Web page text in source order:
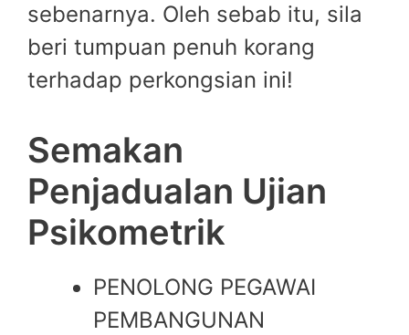
sebenarnya. Oleh sebab itu, sila
beri tumpuan penuh korang
terhadap perkongsian ini!
Semakan
Penjadualan Ujian
Psikometrik
PENOLONG PEGAWAI
PEMBANGUNAN